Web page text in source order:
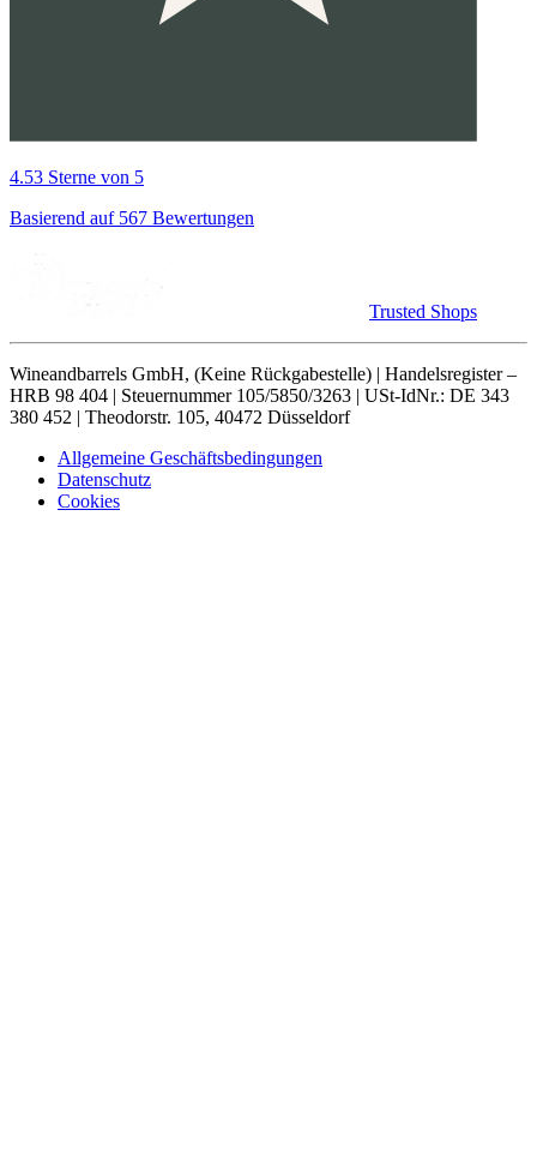
4.53 Sterne von 5
Basierend auf 567 Bewertungen
Trusted Shops
Wineandbarrels GmbH, (Keine Rückgabestelle) | Handelsregister –
HRB 98 404 | Steuernummer 105/5850/3263 | USt-IdNr.: DE 343
380 452 | Theodorstr. 105, 40472 Düsseldorf
Allgemeine Geschäftsbedingungen
Datenschutz
Cookies